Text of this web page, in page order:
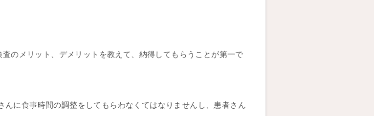
のメリット、デメリットを教えて、納得してもらうことが第一で
んに食事時間の調整をしてもらわなくてはなりませんし、患者さん